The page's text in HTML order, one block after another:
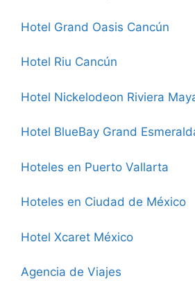
Hotel Grand Oasis Cancún
Hotel Riu Cancún
Hotel Nickelodeon Riviera
Hotel BlueBay Grand
Hoteles en Puerto Vallarta
Hoteles en Ciudad de México
Hotel Xcaret México
Agencia de Viajes